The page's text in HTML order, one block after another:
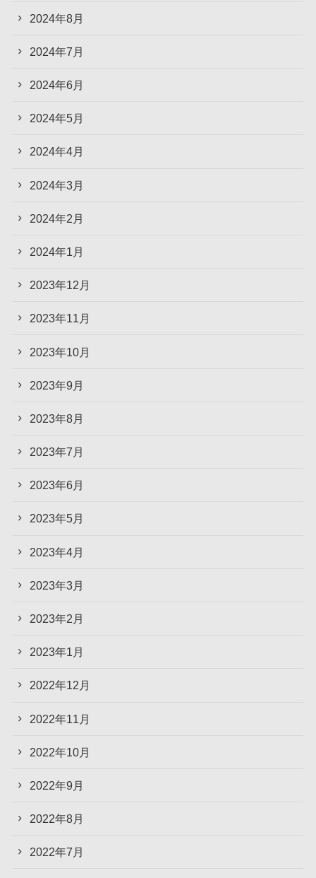
2024年8月
2024年7月
2024年6月
2024年5月
2024年4月
2024年3月
2024年2月
2024年1月
2023年12月
2023年11月
2023年10月
2023年9月
2023年8月
2023年7月
2023年6月
2023年5月
2023年4月
2023年3月
2023年2月
2023年1月
2022年12月
2022年11月
2022年10月
2022年9月
2022年8月
2022年7月